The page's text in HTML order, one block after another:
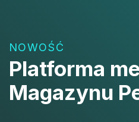
NOWOŚĆ
Platforma
Magazynu